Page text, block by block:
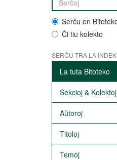
Serĉu en
Ĉi tiu kolekto
SERĈU TRA LA
La tuta Bitoteko
Sekcioj & Kolektoj
Aŭtoroj
Titoloj
Temoj